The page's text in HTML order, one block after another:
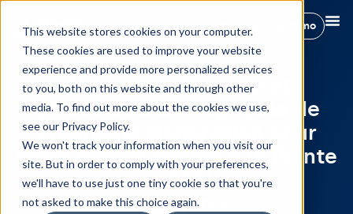
This website stores cookies on your computer.
These cookies are used to improve your website
experience and provide more personalized services
to you, both on this website and through other
media. To find out more about the cookies we use,
see our Privacy Policy.
We won't track your information when you visit our
site. But in order to comply with your preferences,
we'll have to use just one tiny cookie so that you're
not asked to make this choice again.
Réservez une démo
Webinaire: Sécurité et
Efficacité des Propriétés de
Prochaine Génération pour
votre Airbnb: Restez à la Pointe
en 2024
Intervenants: